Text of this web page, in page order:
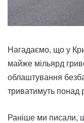
Нагадаємо, що у
майже мільярд
облаштування
триватимуть понад
Раніше ми писали,